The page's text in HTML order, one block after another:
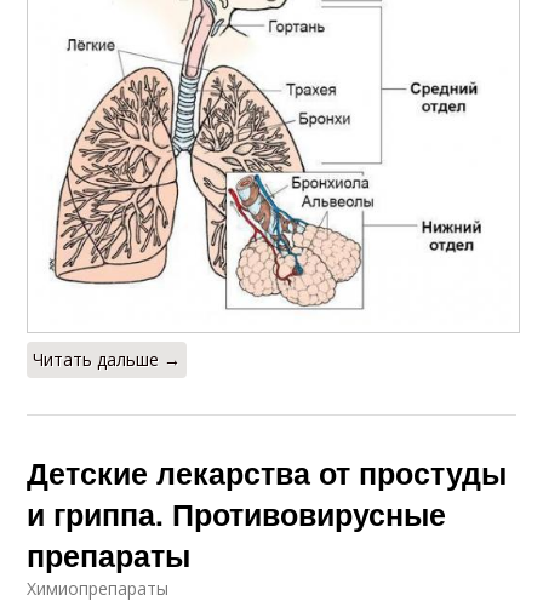
Читать дальше →
Детские лекарства от простуды
и гриппа. Противовирусные
препараты
Химиопрепараты